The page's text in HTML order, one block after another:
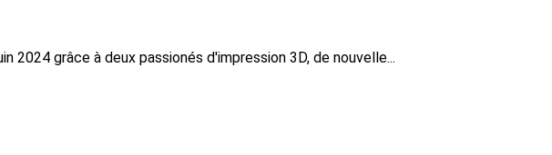
2024 grâce à deux passionés d'impression 3D, de nouvelle...